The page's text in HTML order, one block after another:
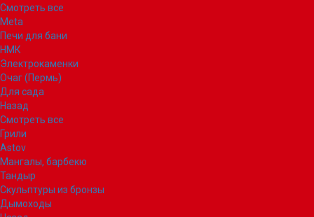
Смотреть все
Meta
Печи для бани
НМК
Электрокаменки
Очаг (Пермь)
Для сада
Назад
Смотреть все
Грили
Astov
Мангалы, барбекю
Тандыр
Скульптуры из бронзы
Дымоходы